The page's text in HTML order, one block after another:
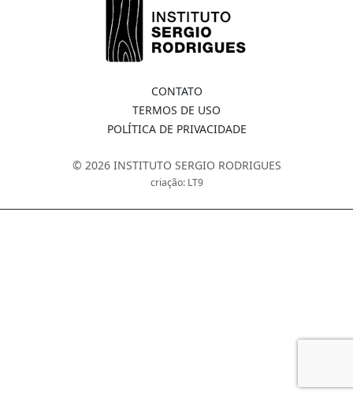
CONTATO
TERMOS DE USO
POLÍTICA DE PRIVACIDADE
© 2026 INSTITUTO SERGIO RODRIGUES
criação: LT9